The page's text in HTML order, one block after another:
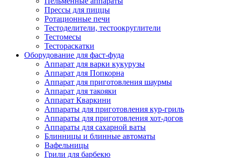
Прессы для пиццы
Ротационные печи
Тестоделители, тестоокруглители
Тестомесы
Тестораскатки
Оборудование для фаст-фуда
Аппарат для варки кукурузы
Аппарат для Попкорна
Аппарат для приготовления шаурмы
Аппарат для такояки
Аппарат Кваркини
Аппараты для приготовления кур-гриль
Аппараты для приготовления хот-догов
Аппараты для сахарной ваты
Блинницы и блинные автоматы
Вафельницы
Грили для барбекю